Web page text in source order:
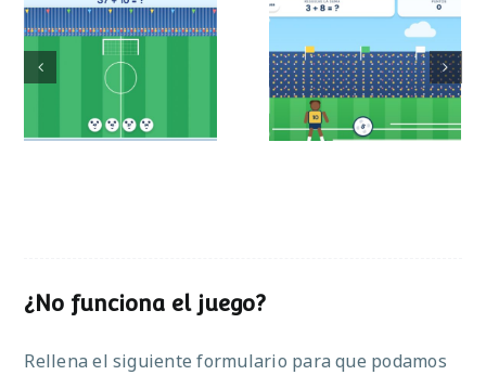
Mundial de
operaciones
Partido de sumas
¿No funciona el juego?
Rellena el siguiente formulario para que podamos